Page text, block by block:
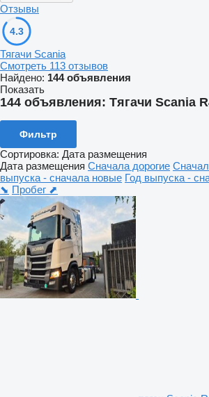
Отзывы
4.3
Тягачи Scania
Смотреть 113 отзывов
Найдено: 144 объявления
Показать
144 объявления: Тягачи Scania
Фильтр
Сортировка: Дата размещения
Дата размещения Сначала дорогие
выпуска - сначала новые Год выпуска -
⬊ Пробег ⬈